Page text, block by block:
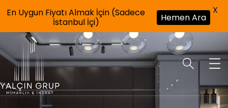
En Uygun Fiyatı Almak İçin (Sadece
İstanbul İçi)
Hemen Ara
X